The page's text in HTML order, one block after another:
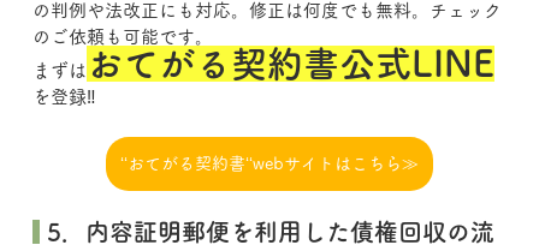
の判例や法改正にも対応。修正は何度でも無料。チェック
のご依頼も可能です。
まずは おてがる契約書公式LINE
を登録‼
‘‘おてがる契約書‘‘webサイトはこちら≫
5．内容証明郵便を利用した債権回収の流